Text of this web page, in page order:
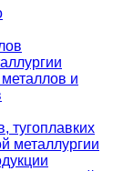
и
тугоплавких
металлургии